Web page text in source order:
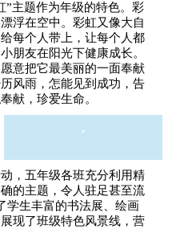
”主题作为年级的特色。彩
浮在空中。彩虹又像大自
每个人带上，让每个人都
朋友在阳光下健康成长。
意把它最美丽的一面奉献
风雨，怎能见到成功，告
献，珍爱生命。
，五年级各班充分利用精
的主题，令人驻足甚至流
学生丰富的书法展、绘画
现了班级特色风景线，营